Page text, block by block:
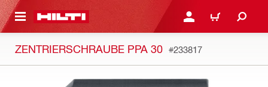
ANMELDEN ODER
WARENKORB
ZENTRIERSCHRAUBE PPA 30 #233817